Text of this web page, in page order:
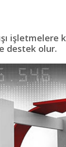
işletmelere
destek olur.